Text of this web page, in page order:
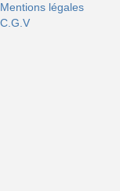
Mentions légales
C.G.V